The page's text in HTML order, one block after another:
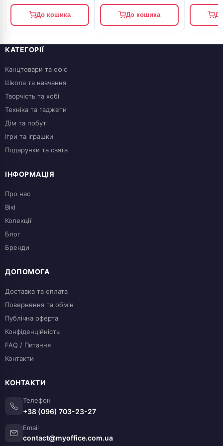
До кошика До кошика
КАТЕГОРІЇ
Канцтовари та офіс
Школа та навчання
Творчість та хобі
Техніка та гаджети
Дім та побут
Ігри та іграшки
Подарунки та свята
ІНФОРМАЦІЯ
Про нас
Вікі
Колекції
Блог
Бренди
ДОПОМОГА
Доставка та оплата
Повернення та обмін
Публічна оферта
Конфіденційність
FAQ / Питання
Контакти
КОНТАКТИ
Телефон
+38 (096) 703-23-27
Email
contact@myoffice.com.ua